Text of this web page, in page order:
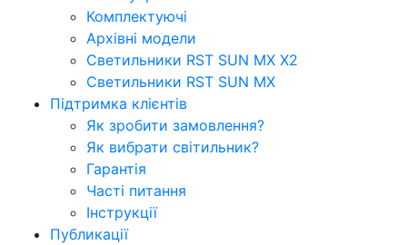
Комплектуючі
Архівні модели
Светильники RST SUN MX X2
Светильники RST SUN MX
Підтримка клієнтів
Як зробити замовлення?
Як вибрати світильник?
Гарантія
Часті питання
Інструкції
Публикації